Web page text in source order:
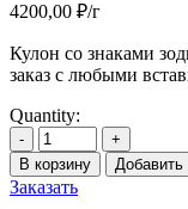
4200,00 ₽/г
Кулон со знаками
заказ с любыми
Quantity:
-
+
В корзину
Добавить
Заказать